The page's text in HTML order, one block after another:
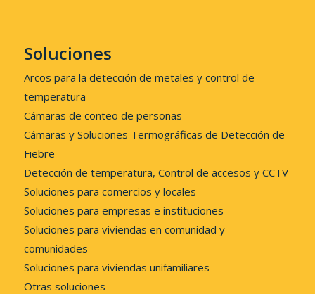
Soluciones
Arcos para la detección de metales y control de
temperatura
Cámaras de conteo de personas
Cámaras y Soluciones Termográficas de Detección de
Fiebre
Detección de temperatura, Control de accesos y CCTV
Soluciones para comercios y locales
Soluciones para empresas e instituciones
Soluciones para viviendas en comunidad y
comunidades
Soluciones para viviendas unifamiliares
Otras soluciones